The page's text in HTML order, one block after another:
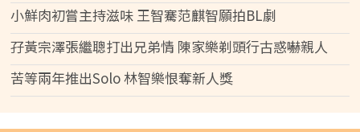
小鮮肉初嘗主持滋味 王智騫范麒智願拍BL劇
孖黃宗澤張繼聰打出兄弟情 陳家樂剃頭行古惑嚇親人
苦等兩年推出Solo 林智樂恨奪新人獎